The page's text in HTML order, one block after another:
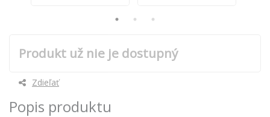
Produkt už nie je dostupný
Zdieľať
Popis produktu